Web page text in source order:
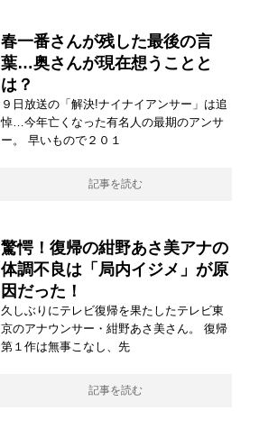
春一番さんが残した最後の言
葉…奥さんが現在想うことと
は？
９日放送の「解決!ナイナイアンサー」は追
悼…今年亡くなった有名人の最期のアンサ
ー。 早いもので２０１
記事を読む
驚愕！復帰の紺野あさ美アナの
体調不良は「局内イジメ」が原
因だった！
久しぶりにテレビ復帰を果たしたテレビ東
京のアナウンサー・紺野あさ美さん。 復帰
第１作は無事こなし、先
記事を読む